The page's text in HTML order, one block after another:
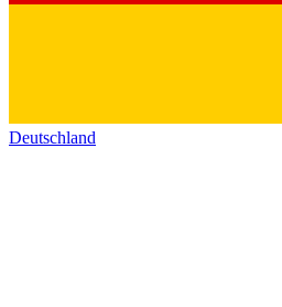
Deutschland